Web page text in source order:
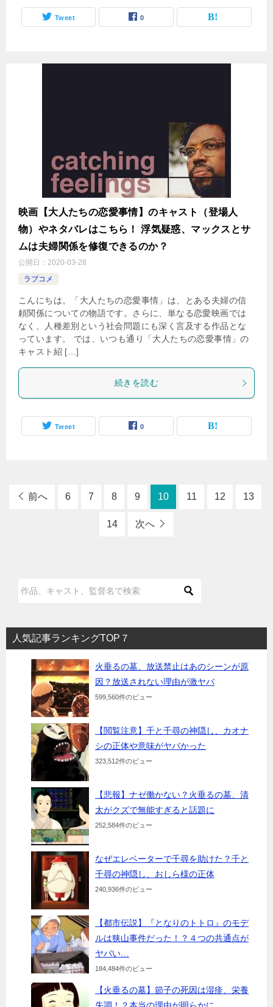
Tweet 0
映画【大人たちの恋愛事情】のキャスト（登場人
物）やネタバレはこちら！ 浮気疑惑、マックスとサ
ムは夫婦関係を修復できるのか？
公開日： 2020-03-28
ラブコメ
こんにちは。「大人たちの恋愛事情」は、とある夫婦の信
頼関係についての物語です。さらに、単なる恋愛映画では
なく、人種差別という社会問題にも深く言及する作品とな
っています。 では、いつも通り「大人たちの恋愛事情」の
キャスト紹 […]
続きを読む
Tweet 0
前へ 6 7 8 9 10 11 12 13
14 次へ
人気記事ランキングTOP７
火垂るの墓、放送禁止はあのシーンが原
因？放送されない理由が激ヤバ
599,560件のビュー
【閲覧注意】千と千尋の神隠し、カオナ
シの正体や意味がヤバかった
323,512件のビュー
【悲報】ナゼ働かない？火垂るの墓、清
太がクズで無能すぎると話題に
252,584件のビュー
なぜエレベーターで千尋を助けた？千と
千尋の神隠し、おしら様の正体
240,936件のビュー
【都市伝説】『となりのトトロ』のモデ
ルは狭山事件だった！？４つの共通点が
ヤバい…
184,484件のビュー
【火垂るの墓】節子の死因は湿疹、栄養